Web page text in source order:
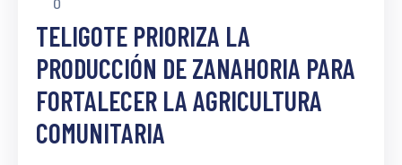
TELIGOTE PRIORIZA LA
PRODUCCIÓN DE ZANAHORIA PARA
FORTALECER LA AGRICULTURA
COMUNITARIA